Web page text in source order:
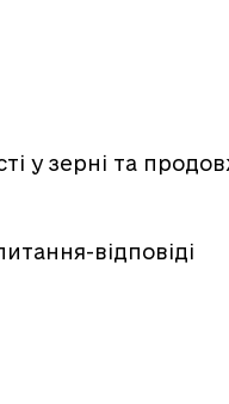
у зерні та
відповіді